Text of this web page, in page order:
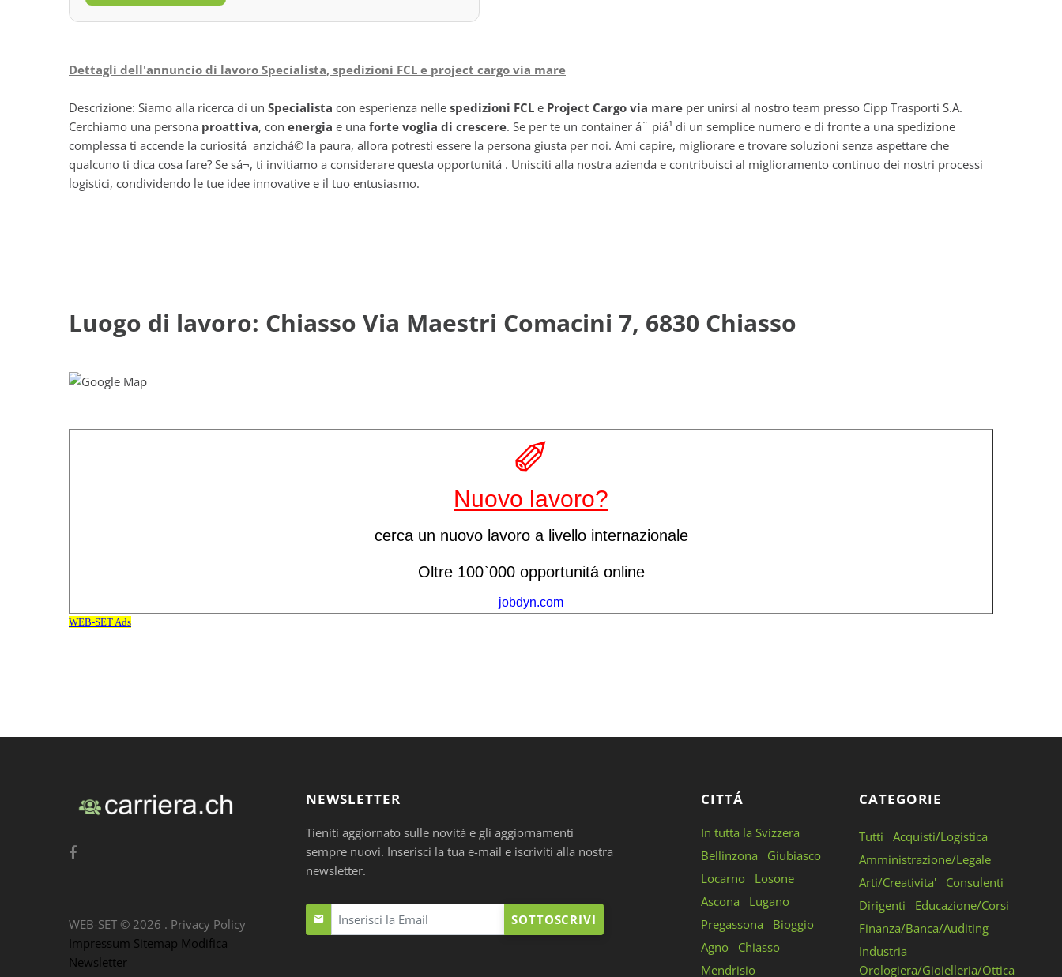
Dettagli dell'annuncio di lavoro Specialista, spedizioni FCL e project cargo via mare
Descrizione: Siamo alla ricerca di un Specialista con esperienza nelle spedizioni FCL e Project Cargo via mare per unirsi al nostro team presso Cipp Trasporti S.A.
Cerchiamo una persona proattiva, con energia e una forte voglia di crescere. Se per te un container á¨ piá¹ di un semplice numero e di fronte a una spedizione
complessa ti accende la curiositá anzichá© la paura, allora potresti essere la persona giusta per noi. Ami capire, migliorare e trovare soluzioni senza aspettare che
qualcuno ti dica cosa fare? Se sá¬, ti invitiamo a considerare questa opportunitá . Unisciti alla nostra azienda e contribuisci al miglioramento continuo dei nostri processi
logistici, condividendo le tue idee innovative e il tuo entusiasmo.
Luogo di lavoro: Chiasso Via Maestri Comacini 7, 6830 Chiasso
NEWSLETTER
Tieniti aggiornato sulle novitá e gli aggiornamenti
sempre nuovi. Inserisci la tua e-mail e iscriviti alla nostra
newsletter.
SOTTOSCRIVI
CITTÁ
In tutta la Svizzera
Bellinzona
Giubiasco
Locarno
Losone
Ascona
Lugano
Pregassona
Bioggio
Agno
Chiasso
Mendrisio
CATEGORIE
Tutti
Acquisti/Logistica
Amministrazione/Legale
Arti/Creativita'
Consulenti
Dirigenti
Educazione/Corsi
Finanza/Banca/Auditing
Industria
Orologiera/Gioielleria/Ottica
WEB-SET © 2026 . Privacy Policy
Impressum Sitemap Modifica
Newsletter